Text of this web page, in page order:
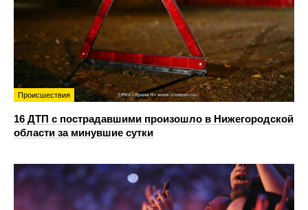
Происшествия
16 ДТП с пострадавшими произошло в Нижегородской
области за минувшие сутки